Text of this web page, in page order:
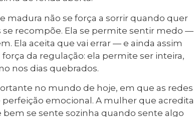
não se força a sorrir quando quer
se recompõe. Ela se permite sentir medo —
Ela aceita que vai errar — e ainda assim
da regulação: ela permite ser inteira,
nos dias quebrados.
no mundo de hoje, em que as redes
emocional. A mulher que acredita
se sente sozinha quando sente algo